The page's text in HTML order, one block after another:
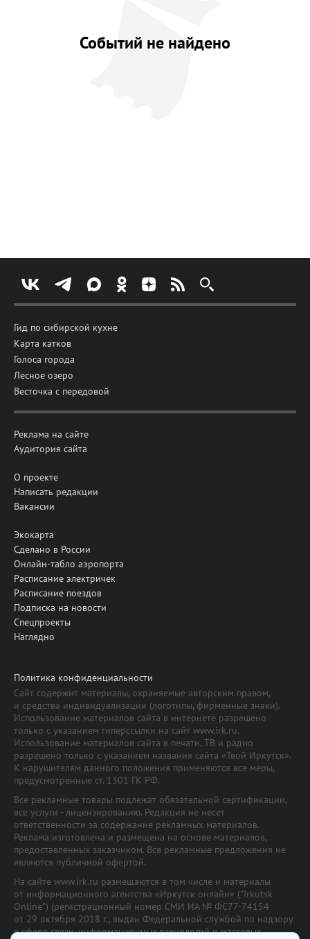
Событий не найдено
Гид по сибирской кухне
Карта катков
Голоса города
Лесное озеро
Весточка с передовой
Реклама на сайте
Аудитория сайта
О проекте
Написать редакции
Вакансии
Экокарта
Сделано в России
Онлайн-табло аэропорта
Расписание электричек
Расписание поездов
Подписка на новости
Спецпроекты
Наглядно
Политика конфиденциальности
Сайт содержит материалы, охраняемые авторским правом,
и средства индивидуализации (логотипы, фирменные знаки).
Использование материалов сайта в интернете разрешено
только с указанием гиперссылки на сайт www.irk.ru.
Использование материалов сайта в печати, ТВ и радио
разрешено только с указанием названия сайта «Твой Иркутск».
К нарушителям данного положения применяются все меры,
предусмотренные ст. 1301 ГК РФ.
Все рекламные товары подлежат обязательной сертификации,
все услуги - лицензированию. Редакция не несет
ответственности за содержание рекламных материалов.
Реклама изготовлена и размещена на основе материалов,
предоставленных заказчиком. Все рекламные предложения не
являются публичной офертой.
На сайте www.irk.ru размещаются в том числе и материалы
от информационного агентства «Иркутск онлайн» ("Irkutsk
Online") (регистрационный номер СМИ ИА № ФС77-74154
от 29 октября 2018 г., выдан Федеральной службой по надзору
в сфере связи, информационных технологий и массовых